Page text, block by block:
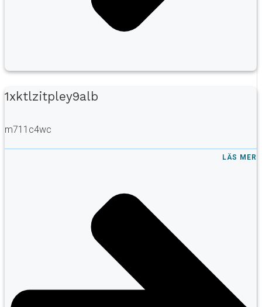
1xktlzitpley9alb
m711c4wc
LÄS MER